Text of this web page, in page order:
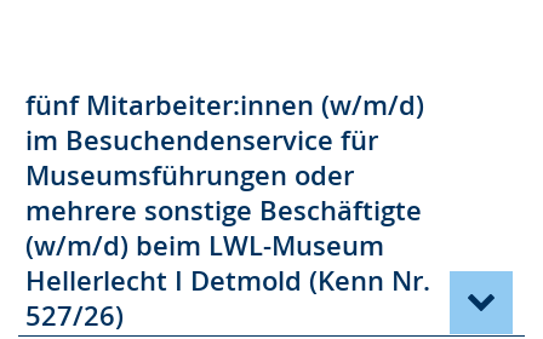
fünf Mitarbeiter:innen (w/m/d)
im Besuchendenservice für
Museumsführungen oder
mehrere sonstige Beschäftigte
(w/m/d) beim LWL-Museum
Hellerlecht I Detmold (Kenn Nr.
527/26)